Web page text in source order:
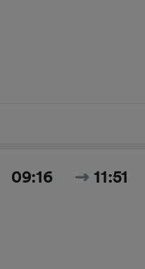
09:16 11:51